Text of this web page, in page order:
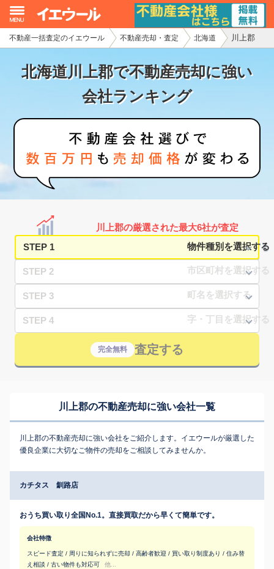
不動産一括査定のイエウール 不動産売却・査定 北海道 川上郡
北海道川上郡で不動産売却に強い
会社ランキング
川上郡の厳選された最大6社が査定
STEP 1
STEP 2
STEP 3
STEP 4
完全無料 査定する
川上郡の不動産売却に強い会社一覧
川上郡の不動産売却に強い会社をご紹介します。イエウールが厳選した
優良企業に大切なご物件の売却をご相談してみませんか。
カチタス 釧路店
おうち買い取り全国No.1。直接買取だから早くて簡単です。
会社特徴
スピード査定 / 周りに知られずに売却 / 高齢者歓迎 / 買い取り制度あり / 住み替
え相談 / 古い物件も対応可
他...
イエウール加盟希望の不動産会社様
初めての方へ
不動産の売却・一括査定
家査定シミュレーター
お問い合わせ